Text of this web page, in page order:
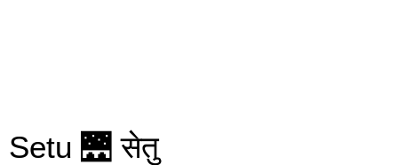
Setu 🌉 सेतु